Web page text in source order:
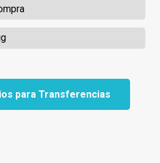
para Transferencias